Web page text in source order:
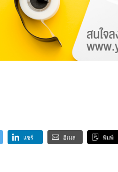
แชร์ อีเมล พิมพ์